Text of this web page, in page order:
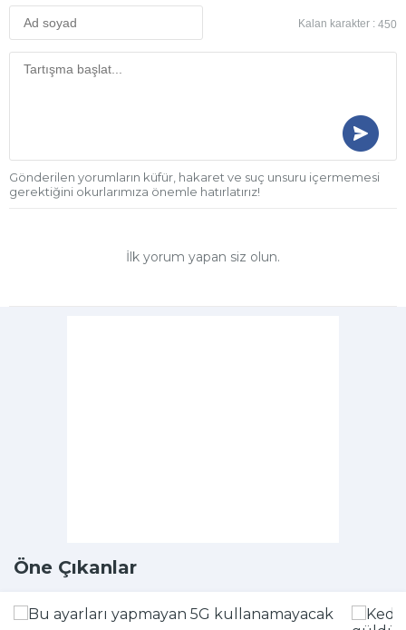
Kalan karakter : 450
Gönderilen yorumların küfür, hakaret ve suç unsuru içermemesi
gerektiğini okurlarımıza önemle hatırlatırız!
İlk yorum yapan siz olun.
Öne Çıkanlar